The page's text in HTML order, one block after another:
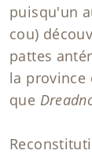
puisqu'un
cou)
pattes
la province
que